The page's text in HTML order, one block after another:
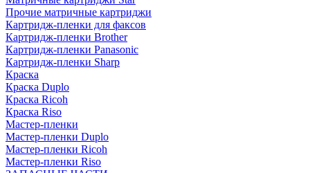
Прочие матричные картриджи
Картридж-пленки для факсов
Картридж-пленки Brother
Картридж-пленки Panasonic
Картридж-пленки Sharp
Краска
Краска Duplo
Краска Ricoh
Краска Riso
Мастер-пленки
Мастер-пленки Duplo
Мастер-пленки Ricoh
Мастер-пленки Riso